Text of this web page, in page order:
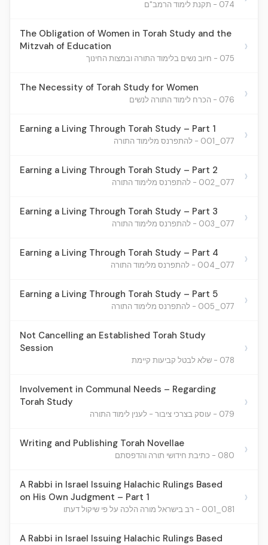
074 - תקנת לימוד הרמב"ם
The Obligation of Women in Torah Study and the
Mitzvah of Education
075 - חיוב נשים בלימוד התורה ובמצות החינוך
›
The Necessity of Torah Study for Women
076 - הכרח לימוד התורה לנשים ›
Earning a Living Through Torah Study – Part 1
077_001 - להתפרנס מלימוד התורה ›
Earning a Living Through Torah Study – Part 2
077_002 - להתפרנס מלימוד התורה ›
Earning a Living Through Torah Study – Part 3
077_003 - להתפרנס מלימוד התורה ›
Earning a Living Through Torah Study – Part 4
077_004 - להתפרנס מלימוד התורה ›
Earning a Living Through Torah Study – Part 5
077_005 - להתפרנס מלימוד התורה ›
Not Cancelling an Established Torah Study
Session
078 - שלא לבטל קביעות קיימת
›
Involvement in Communal Needs – Regarding
Torah Study
079 - עוסק בצרכי ציבור - לענין לימוד התורה
›
Writing and Publishing Torah Novellae
080 - כתיבת חידושי תורה והדפסתם ›
A Rabbi in Israel Issuing Halachic Rulings Based
on His Own Judgment – Part 1
081_001 - רב בישראל מורה הלכה על פי שיקול דעתו
›
A Rabbi in Israel Issuing Halachic Rulings Based